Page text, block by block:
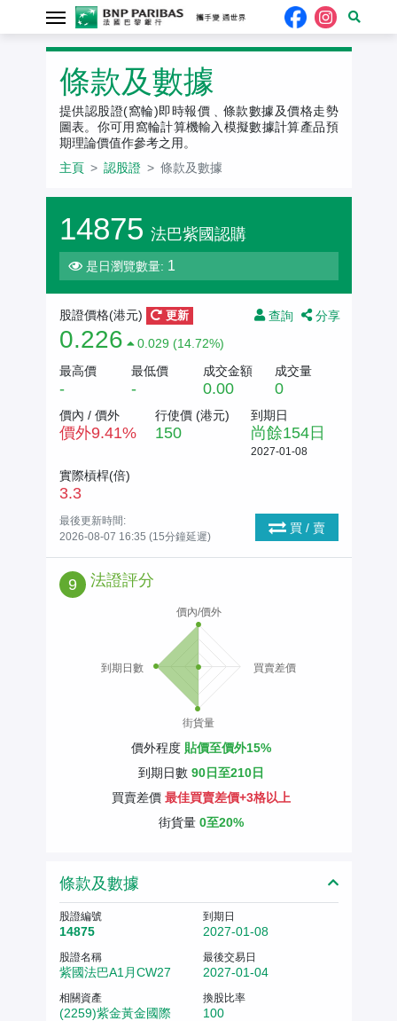
認股證
條款及數據
提供認股證(窩輪)即時報價﹑條款數據及價格走勢
圖表。你可用窩輪計算機輸入模擬數據計算產品預
期理論價值作參考之用。
主頁
認股證 條款及數據
14875 法巴紫國認購
是日瀏覽數量: 1
查詢 分享
股證價格(港元) 更新
0.226
0.029 (14.72%)
最高價
-
最低價
-
成交金額
0.00
成交量
0
價內 / 價外
價外9.41%
行使價 (港元)
150
到期日
尚餘154日
2027-01-08
實際槓桿(倍)
3.3
最後更新時間:
2026-08-07 16:35 (15分鐘延遲)
買 / 賣
9 法證評分
價內/價外
買賣差價
街貨量
到期日數
價外程度 貼價至價外15%
到期日數 90日至210日
買賣差價 最佳買賣差價+3格以上
街貨量 0至20%
條款及數據
股證編號
14875
到期日
2027-01-08
股證名稱
紫國法巴A1月CW27
最後交易日
2027-01-04
相關資產
(2259)紫金黃金國際
換股比率
100